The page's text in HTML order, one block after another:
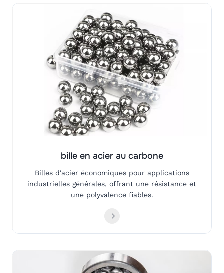
bille en acier au carbone
Billes d'acier économiques pour applications
industrielles générales, offrant une résistance et
une polyvalence fiables.